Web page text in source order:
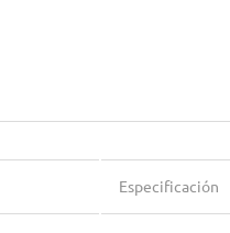
Especificación